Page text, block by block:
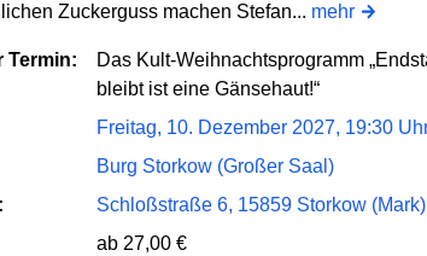
Zuckerguss machen Stefan... mehr
Termin:
Das Kult-Weihnachtsprogramm
bleibt ist eine Gänsehaut!“
Freitag, 10. Dezember 2027, 19:30
Burg Storkow (Großer Saal)
Schloßstraße 6, 15859 Storkow (Mark)
ab 27,00 €